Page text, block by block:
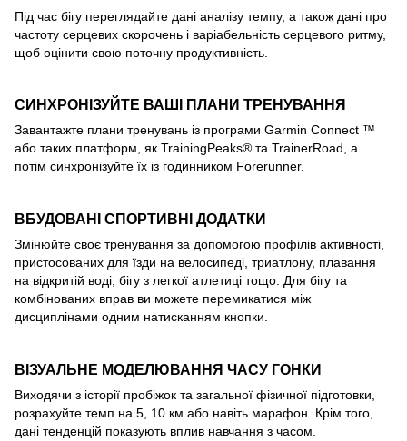
Під час бігу переглядайте дані аналізу темпу, а також дані про
частоту серцевих скорочень і варіабельність серцевого ритму,
щоб оцінити свою поточну продуктивність.
СИНХРОНІЗУЙТЕ ВАШІ ПЛАНИ ТРЕНУВАННЯ
Завантажте плани тренувань із програми Garmin Connect ™
або таких платформ, як TrainingPeaks® та TrainerRoad, а
потім синхронізуйте їх із годинником Forerunner.
ВБУДОВАНІ СПОРТИВНІ ДОДАТКИ
Змінюйте своє тренування за допомогою профілів активності,
пристосованих для їзди на велосипеді, триатлону, плавання
на відкритій воді, бігу з легкої атлетиці тощо. Для бігу та
комбінованих вправ ви можете перемикатися між
дисциплінами одним натисканням кнопки.
ВІЗУАЛЬНЕ МОДЕЛЮВАННЯ ЧАСУ ГОНКИ
Виходячи з історії пробіжок та загальної фізичної підготовки,
розрахуйте темп на 5, 10 км або навіть марафон. Крім того,
дані тенденцій показують вплив навчання з часом.